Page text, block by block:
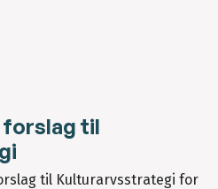
til
til Kulturarvsstrategi for